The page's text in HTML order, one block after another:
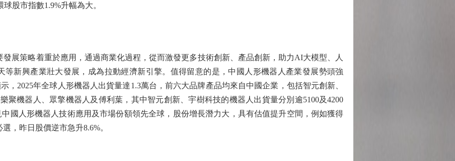
球股市指數1.9%升幅為大。
策略着重於應用，通過商業化過程，從而激發更多技術創新、產品創新，助力AI大模型、人
等新興產業壯大發展，成為拉動經濟新引擎。值得留意的是，中國人形機器人產業發展勢頭強
，2025年全球人形機器人出貨量達1.3萬台，前六大品牌產品均來自中國企業，包括智元創新、
聚機器人、眾擎機器人及傅利葉，其中智元創新、宇樹科技的機器人出貨量分別逾5100及4200
國人形機器人技術應用及市場份額領先全球，股份增長潛力大，具有估值提升空間，例如獲得
，昨日股價逆市急升8.6%。